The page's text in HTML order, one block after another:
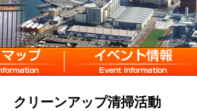
クリーンアップ清掃活動